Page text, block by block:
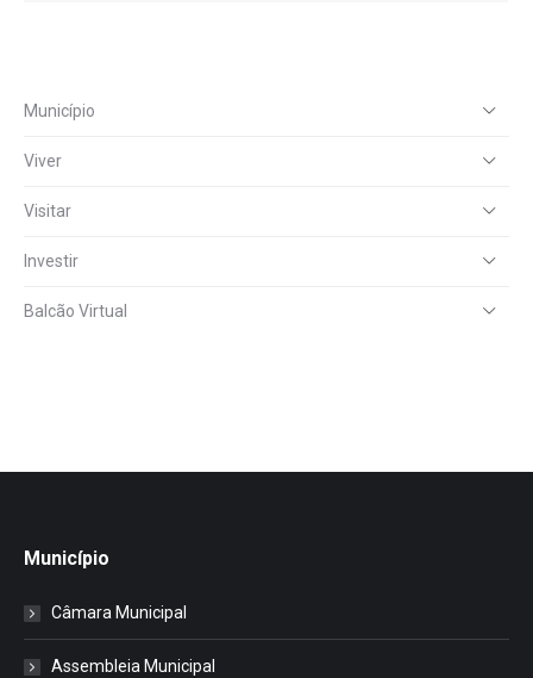
Município
Viver
Visitar
Investir
Balcão Virtual
Município
Câmara Municipal
Assembleia Municipal